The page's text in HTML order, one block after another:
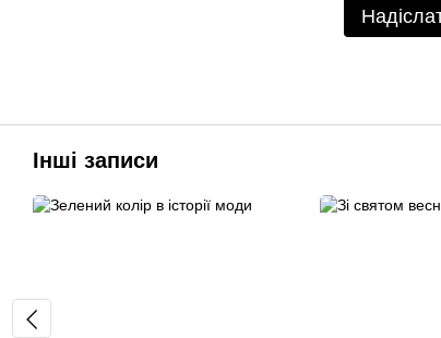
Інші записи